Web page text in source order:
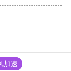
加速